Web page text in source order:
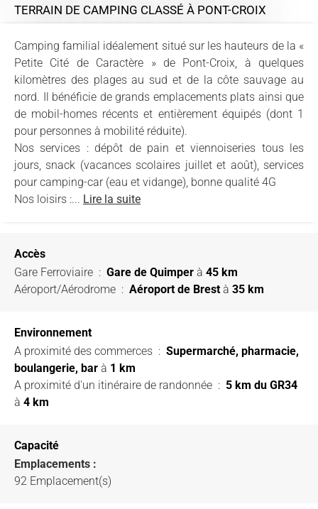
TERRAIN DE CAMPING CLASSÉ À PONT-CROIX
Camping familial idéalement situé sur les hauteurs de la «
Petite Cité de Caractère » de Pont-Croix, à quelques
kilomètres des plages au sud et de la côte sauvage au
nord. Il bénéficie de grands emplacements plats ainsi que
de mobil-homes récents et entièrement équipés (dont 1
pour personnes à mobilité réduite).
Nos services : dépôt de pain et viennoiseries tous les
jours, snack (vacances scolaires juillet et août), services
pour camping-car (eau et vidange), bonne qualité 4G
Nos loisirs :... Lire la suite
Accès
Gare Ferroviaire : Gare de Quimper à 45 km
Aéroport/Aérodrome : Aéroport de Brestà 35 km
Environnement
A proximité des commerces : Supermarché, pharmacie,
boulangerie, bar à 1 km
A proximité d'un itinéraire de randonnée : 5 km du GR34
à 4 km
Capacité
Emplacements :
92 Emplacement(s)